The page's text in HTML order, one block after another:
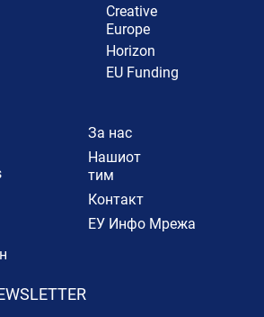
Creative
Europe
Horizon
EU Funding
За нас
Нашиот
тим
Контакт
ЕУ Инфо Мрежа